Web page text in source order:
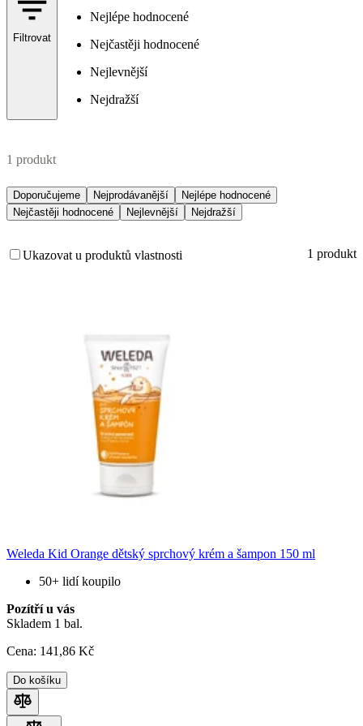
Filtrovat
Nejlépe hodnocené
Nejčastěji hodnocené
Nejlevnější
Nejdražší
1 produkt
Doporučujeme Nejprodávanější
Nejlépe hodnocené
Nejčastěji hodnocené
Nejlevnější Nejdražší
Ukazovat u produktů vlastnosti 1 produkt
Weleda Kid Orange dětský sprchový krém a šampon 150 ml
50+ lidí koupilo
Pozítří u vás
Skladem 1 bal.
Cena: 141 ,86 Kč
Do košíku
Porovnat